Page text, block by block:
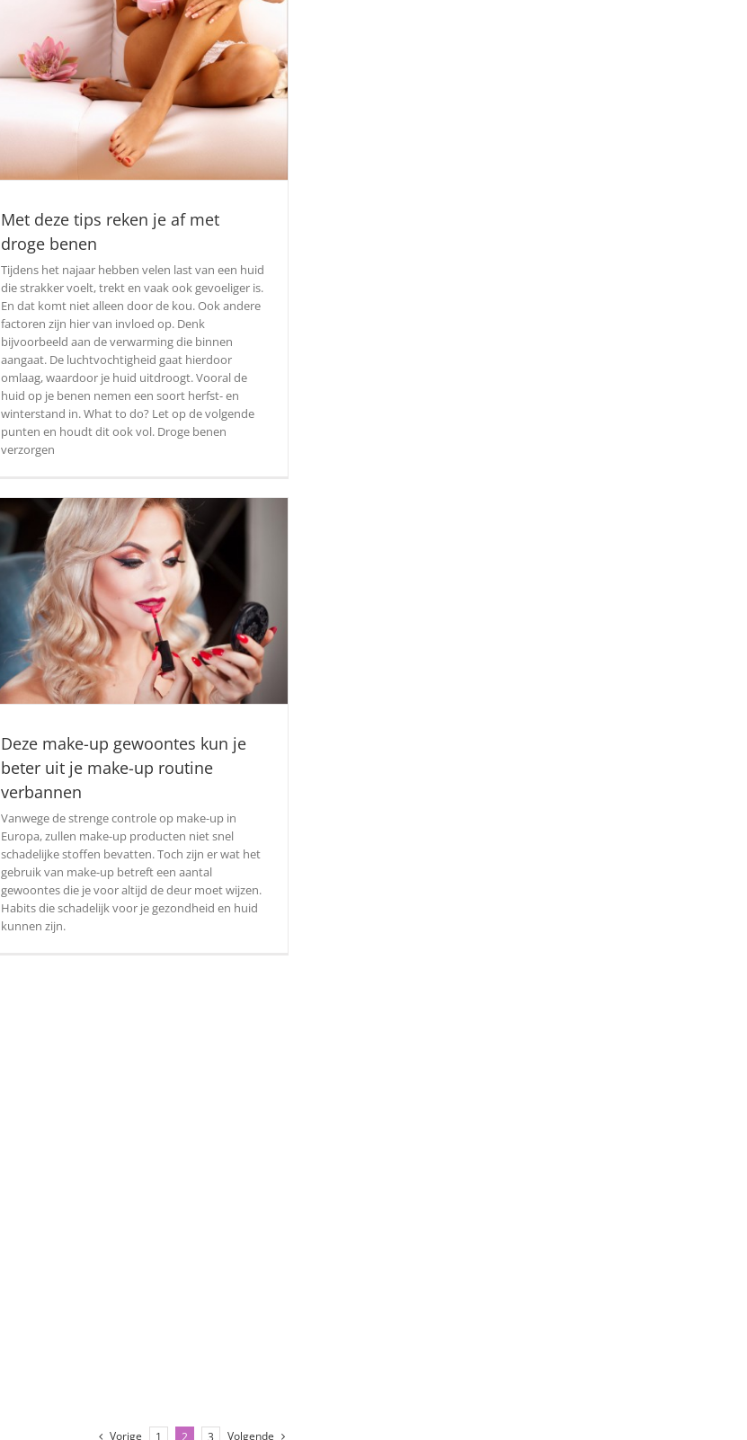
Met deze tips reken je af met
droge benen
Tijdens het najaar hebben velen last van een huid
die strakker voelt, trekt en vaak ook gevoeliger is.
En dat komt niet alleen door de kou. Ook andere
factoren zijn hier van invloed op. Denk
bijvoorbeeld aan de verwarming die binnen
aangaat. De luchtvochtigheid gaat hierdoor
omlaag, waardoor je huid uitdroogt. Vooral de
huid op je benen nemen een soort herfst- en
winterstand in. What to do? Let op de volgende
punten en houdt dit ook vol. Droge benen
verzorgen
Deze make-up gewoontes kun je
beter uit je make-up routine
verbannen
Vanwege de strenge controle op make-up in
Europa, zullen make-up producten niet snel
schadelijke stoffen bevatten. Toch zijn er wat het
gebruik van make-up betreft een aantal
gewoontes die je voor altijd de deur moet wijzen.
Habits die schadelijk voor je gezondheid en huid
kunnen zijn.
Vorige 1 2 3 Volgende